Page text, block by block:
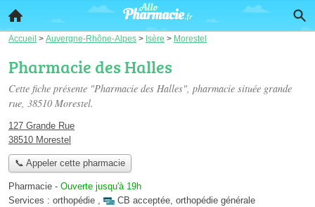
Accueil > Auvergne-Rhône-Alpes > Isère > Morestel
Pharmacie des Halles
Cette fiche présente "Pharmacie des Halles", pharmacie située grande
rue, 38510 Morestel.
127 Grande Rue
38510 Morestel
📞 Appeler cette pharmacie
Pharmacie - Ouverte jusqu'à 19h
Services : orthopédie , CB acceptée, orthopédie générale